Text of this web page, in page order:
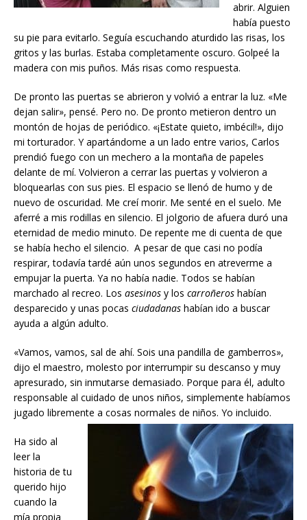
abrir. Alguien
había puesto
su pie para evitarlo. Seguía escuchando aturdido las risas, los
gritos y las burlas. Estaba completamente oscuro. Golpeé la
madera con mis puños. Más risas como respuesta.
De pronto las puertas se abrieron y volvió a entrar la luz. «Me
dejan salir», pensé. Pero no. De pronto metieron dentro un
montón de hojas de periódico. «¡Estate quieto, imbécil!», dijo
mi torturador. Y apartándome a un lado entre varios, Carlos
prendió fuego con un mechero a la montaña de papeles
delante de mí. Volvieron a cerrar las puertas y volvieron a
bloquearlas con sus pies. El espacio se llenó de humo y de
nuevo de oscuridad. Me creí morir. Me senté en el suelo. Me
aferré a mis rodillas en silencio. El jolgorio de afuera duró una
eternidad de medio minuto. De repente me di cuenta de que
se había hecho el silencio. A pesar de que casi no podía
respirar, todavía tardé aún unos segundos en atreverme a
empujar la puerta. Ya no había nadie. Todos se habían
marchado al recreo. Los asesinos y los carroñeros habían
desparecido y unas pocas ciudadanas habían ido a buscar
ayuda a algún adulto.
«Vamos, vamos, sal de ahí. Sois una pandilla de gamberros»,
dijo el maestro, molesto por interrumpir su descanso y muy
apresurado, sin inmutarse demasiado. Porque para él, adulto
responsable al cuidado de unos niños, simplemente habíamos
jugado libremente a cosas normales de niños. Yo incluido.
Ha sido al
leer la
historia de tu
querido hijo
cuando la
mía propia